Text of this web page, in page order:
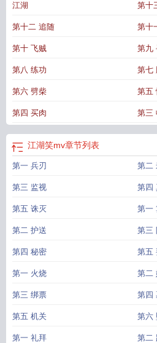
笑文江湖笑歌曲mv 搞笑 江湖江
湖搞笑说说江湖的搞笑段子 江湖笑什么意思
于江湖的幽默句子
江湖笑是哪个
搞笑 播放搞笑江湖 关于江湖的幽默短句江
江湖 第十
第十二 追随 第十
第十 飞贼 第九
第八 练功 第七
第六 劈柴 第五
第四 买肉 第三
江湖笑mv章节列表
第一 兵刃 第二
第三 监视 第四
第五 诛灭 第一
第二 护送 第三
第四 秘密 第五
第一 火烧 第二
第三 绑票 第四
第五 机关 第六
第一 礼拜 第二